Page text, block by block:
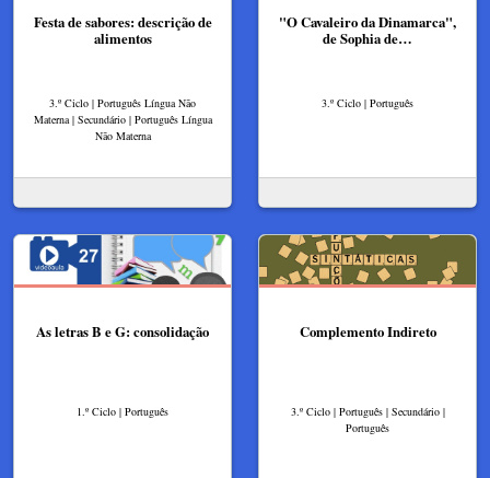
Festa de sabores: descrição de
alimentos
3.º Ciclo | Português Língua Não
Materna | Secundário | Português Língua
Não Materna
"O Cavaleiro da Dinamarca",
de Sophia de…
3.º Ciclo | Português
As letras B e G: consolidação
1.º Ciclo | Português
Complemento Indireto
3.º Ciclo | Português | Secundário |
Português